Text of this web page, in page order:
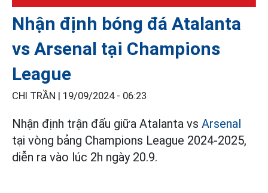
Nhận định bóng đá Atalanta
vs Arsenal tại Champions
League
CHI TRẦN | 19/09/2024 - 06:23
Nhận định trận đấu giữa Atalanta vs Arsenal
tại vòng bảng Champions League 2024-2025,
diễn ra vào lúc 2h ngày 20.9.